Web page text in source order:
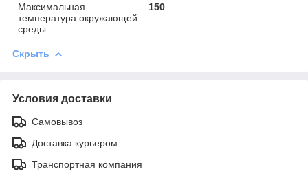
Максимальная
температура окружающей
среды
150
Скрыть
Условия доставки
Самовывоз
Доставка курьером
Транспортная компания